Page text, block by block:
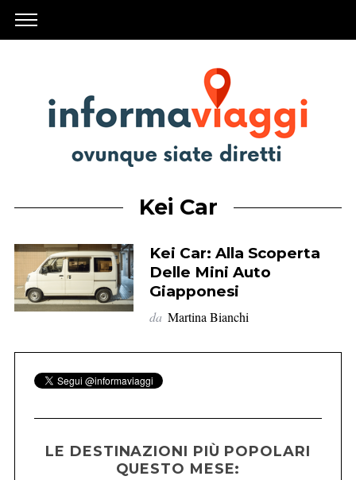
Kei Car
Kei Car: Alla Scoperta
Delle Mini Auto
Giapponesi
da Martina Bianchi
LE DESTINAZIONI PIÙ POPOLARI
QUESTO MESE: